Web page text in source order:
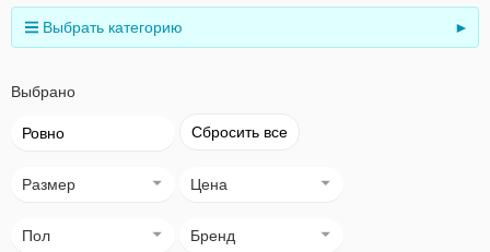
Выбрать категорию ►
Выбрано
Ровно Сбросить все
Размер Цена
Пол Бренд